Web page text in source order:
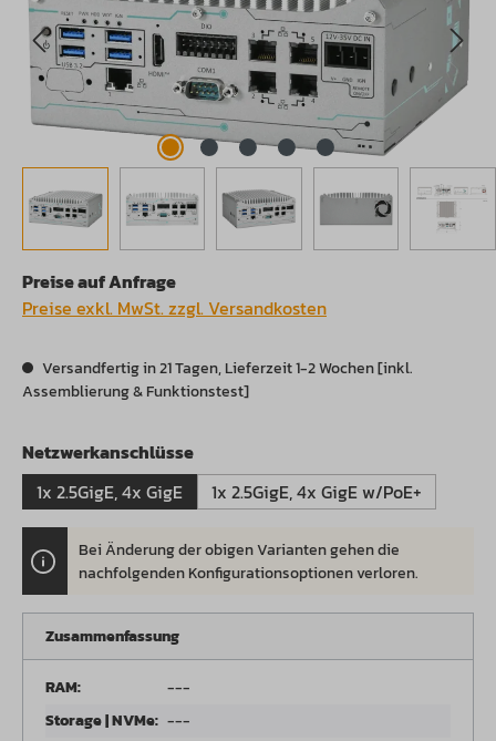
Preise auf Anfrage
Preise exkl. MwSt. zzgl. Versandkosten
Versandfertig in 21 Tagen, Lieferzeit 1-2 Wochen [inkl.
Assemblierung & Funktionstest]
Netzwerkanschlüsseauswählen
1x 2.5GigE, 4x GigE
1x 2.5GigE, 4x GigE w/PoE+
Bei Änderung der obigen Varianten gehen die
nachfolgenden Konfigurationsoptionen verloren.
Zusammenfassung
RAM:
---
Storage | NVMe: ---